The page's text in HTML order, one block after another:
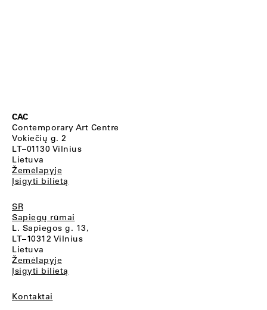
CAC
Contemporary Art Centre
Vokiečių g. 2
LT–01130 Vilnius
Lietuva
Žemėlapyje
Įsigyti bilietą
SR
Sapiegų rūmai
L. Sapiegos g. 13,
LT–10312 Vilnius
Lietuva
Žemėlapyje
Įsigyti bilietą
Kontaktai